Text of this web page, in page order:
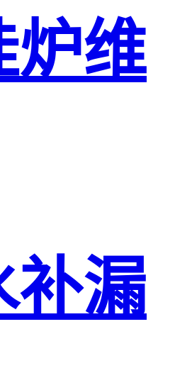
炉维
补漏